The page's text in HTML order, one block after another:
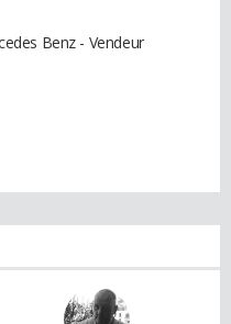
Benz - Vendeur